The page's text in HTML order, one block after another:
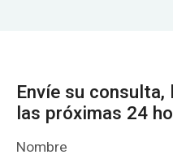
Envíe su
las próximas 24
Nombre